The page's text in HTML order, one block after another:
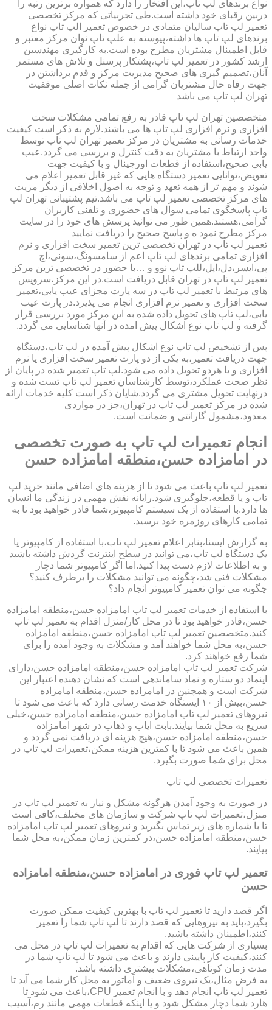
نواع برندهای لپ تاپ،این افتخار را دارد که همواره برترین رتبه را
دربین رقبای خود داشته است.طی تجربیاتی که مرکز تخصصی
تعمیر لپ تاپ سالیان متمادی در خصوص تعمیر الپ تاپ نواع
برندهای لپ تاپ ها داشته،پیوسته به علپ تاپ نوان مرکز معتبر و
قابل اطمینال مشتریان مطرح بوده است.به کارگیری مهندسین
ارشد کشور در تعمیر لپ تاپ،پشتکار پرسنل و تلاش های مستمر
آنان،تصمیم گیری های صحیح مدیریت مرکز و قدم برداشتن در
جهت رفاه حال مشتریان گرامی از جمله نکات اصلی موفقیت
تهران لپ تاپ می باشد
متخصصین تهران لپ تاپ قادر به رفع تمامی مشکلات سخت
افزاری و نرم افزاری لپ تاپ ها می باشند.لازم به ذکر است کیفیت
خدمات رسانی به مشتریان در مرکز تعمیر تهران لپ تاپ توسط
واحد ارتباط با مشتریان به دقت کنترل و بررسی می گردد.عیب
یابی صحیح،استفاده از قطعات اورجینال و با کیفیت جهت
تعویض،توانایی تعمیر دستگاه هایی که غیر قابل تعمیر اعلام می
شوند و مهم تر از همه تعهد و توجه به اصول اخلاقی از دیگر مزیت
های مرکز تخصصی تعمیر لپ تاپ می باشد.تیم پشتیبانی تهران لپ
تاپ پاسخگوی تمامی سوال های حضوری و تلفنی کاربران
گرامی،هستند.همین طور می توانید پرسش های خود را در سایت
مرکز مطرح نمود ه و پاسخ صحیح را دریافت نمایید
تعمیر لپ تاپ در تهران تخصصی ترین تعمیر سخت افزاری و نرم
افزاری تمامی برندهای لپ تاپ اعم از سامسونگ،سونی،اچ
پی،ایسر،دل،اپل،للپ تاپ نوو و …با حضور در تخصصی ترین مرکز
تعمیر لپ تاپ در تهران قابل دریافت است.در این مرکز،سرویس
های مرتبط با تعمیر لپ تاپ در سه پارت مجزای عیب یابی،تعمیر
سخت افزاری و تعمیر نرم افزاری انجام می پذیرد.در پارت عیب
یابی،لپ تاپ های تحویل داده شده به این مرکز مورد بررسی قرار
گرفته و لپ تاپ نوع اشکال پیش امده در آنها شناسایی می گردد.
پس از تشخیص لپ تاپ نوع اشکال پیش آمده در لپ تاپ،دستگاه
جهت دریافت تعمیر،به یکی از دو پارت تعمیر سخت افزاری یا نرم
افزاری و یا هردو تحویل داده می شود.لپ تاپ تعمیر شده در پایان از
نظر صحت عملکرد،توسط کارشناسان تعمیر لپ تاپ تست شده و
درنهایت تحویل مشتری می گردد.شایان ذکر است کلیه خدمات ارائه
شده در مرکز تعمیر لپ تاپ در تهران،جز در مواردی
معدود،مشمول گارانتی و ضمانت است.
انجام تعمیرات لپ تاپ به صورت تخصصی
در امامزاده حسن،منطقه امامزاده حسن
تعمیر لپ تاپ باعث می شود تا از هزینه های اضافی مانند خرید لپ
تاپ و یا قطعه،جلوگیری شود.رایانه نقش مهمی در زندگی ما انسان
ها دارد.با استفاده از یک سیستم کامپیوتر،شما قادر خواهید بود تا به
تمامی کارهای روزمره خود برسید.
به گزارش ایسنا،بنابر اعلام تعمیر لپ تاب،با استفاده از کامپیوتر یا
یک دستگاه لپ تاپ،می توانید در سطح اینترنت گردش داشته باشید
و به اطلاعات لازم دست پیدا کنید.اما اگر کامپیوتر شما دچار
مشکلات فنی شد،چگونه می توانید مشکلات را برطرف کنید؟
چگونه می توان تعمیر کامپیوتر انجام داد؟
با استفاده از خدمات تعمیر لپ تاب امامزاده حسن،منطقه امامزاده
حسن،قادر خواهید بود تا در محل کار/منزل اقدام به تعمیر لپ تاپ
کنید.متخصصین تعمیر لپ تاب امامزاده حسن،منطقه امامزاده
حسن،به محل شما خواهند آمد و مشکلات به وجود آمده را برای
شما رفع خواهند کرد.
شرکت تعمیر لپ تاب امامزاده حسن،منطقه امامزاده حسن،دارای
اینماد دو ستاره و نماد ساماندهی است که نشان دهنده اعتبار این
شرکت است و همچنین در امامزاده حسن،منطقه امامزاده
حسن،بیش از ۱۰ ایستگاه خدمت رسانی دارد که باعث می شود تا
نیروهای تعمیر لپ تاب امامزاده حسن،منطقه امامزاده حسن،خیلی
سریع به محل شما بیایند.بابت ایاب و ذهاب در شهر امامزاده
حسن،منطقه امامزاده حسن،هیچ هزینه ای دریافت نمی گردد و
همین باعث می شود تا با کمترین هزینه ممکن،تعمیرات لپ تاپ در
محل برای شما صورت بگیرد.
تعمیرات تخصصی لپ تاپ
در صورت به وجود آمدن هرگونه مشکل و نیاز به تعمیر لپ تاپ در
منزل،تعمیرات لپ تاپ شرکت و سازمان های مختلف،کافی است
تا با شماره های زیر تماس بگیرید و نیروهای تعمیر لپ تاب امامزاده
حسن،منطقه امامزاده حسن،در کمترین زمان ممکن،به محل شما
بیایند.
تعمیر لپ تاپ فوری در امامزاده حسن،منطقه امامزاده
حسن
اگر قصد دارید تا تعمیر لپ تاپ با بهترین کیفیت ممکن صورت
بگیرد،باید به نیروهایی که قصد دارند تا لپ تاپ شما را تعمیر
کنند،اطمینان داشته باشید.
بسیاری از شرکت هایی که اقدام به تعمیرات لپ تاپ در محل می
کنند،کیفیت کار پایینی دارند و باعث می شود تا لپ تاپ شما در
مدت زمان کوتاهی،مشکلات بیشتری داشته باشد.
به فرض مثال،یک نیروی ضعیف و آماتور به محل کار شما می آید تا
تعمیر لپ تاپ انجام دهد و با انجام تعمیر CPU،باعث می شود تا
هارد شما دچار مشکل شود و یا اینکه قطعات مهمی مانند رم،آسیب